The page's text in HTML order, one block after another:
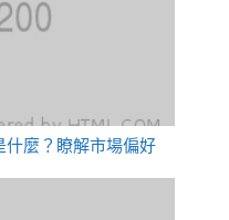
麼？瞭解市場偏好